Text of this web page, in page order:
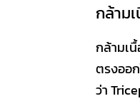
กล้าม
กล้ามเ
ตรงออ
ว่า